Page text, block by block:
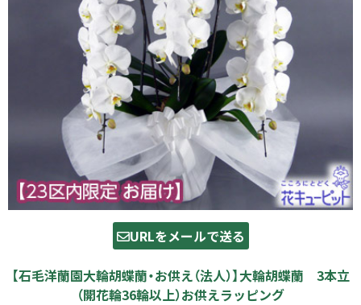
URLをメールで送る
【石毛洋蘭園大輪胡蝶蘭・お供え（法人）】大輪胡蝶蘭 3本立
（開花輪36輪以上）お供えラッピング